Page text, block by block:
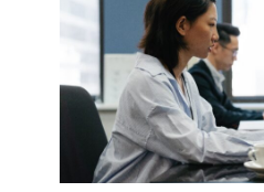
КАКИЕ
3
ЗАДАЧИ
ЕМУ
МОЖНО
ПОРУЧИТЬ
УЖЕ